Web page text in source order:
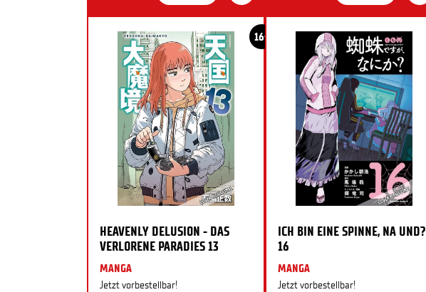
16+
HEAVENLY DELUSION - DAS
VERLORENE PARADIES 13
MANGA
Jetzt vorbestellbar!
ICH BIN EINE SPINNE, NA UND?
16
MANGA
Jetzt vorbestellbar!